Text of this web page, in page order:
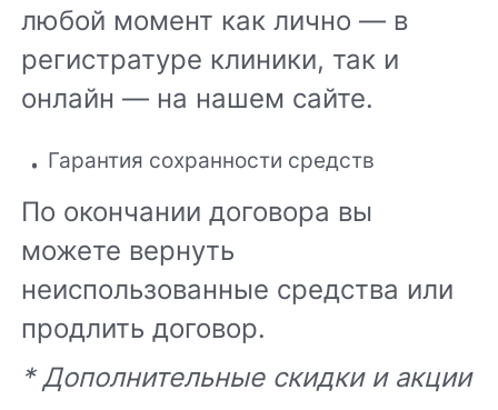
любой момент как лично — в
регистратуре клиники, так и
онлайн — на нашем сайте.
Гарантия сохранности средств
По окончании договора вы
можете вернуть
неиспользованные средства или
продлить договор.
* Дополнительные скидки и акции